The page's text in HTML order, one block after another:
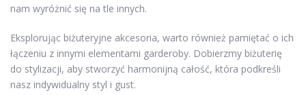
nam wyróżnić się na tle innych.
Eksplorując biżuteryjne akcesoria, warto również pamiętać o ich
łączeniu z innymi elementami garderoby. Dobierzmy biżuterię
do stylizacji, aby stworzyć harmonijną całość, która podkreśli
nasz indywidualny styl i gust.